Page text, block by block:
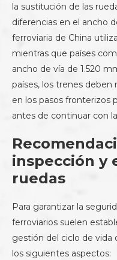
la sustitución de las
diferencias en el ancho
ferroviaria de China
mientras que países
ancho de vía de 1.520
países, los trenes deben
en los pasos fronterizos
antes de continuar con
inspección y
ruedas
Para garantizar la
ferroviarios suelen
gestión del ciclo de vida
los siguientes aspectos: